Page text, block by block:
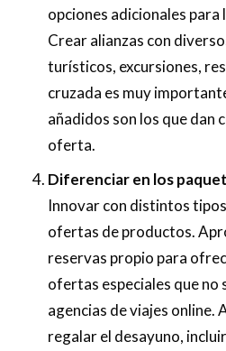
opciones adicionales para
Crear alianzas con
turísticos, excursiones,
cruzada es muy
añadidos son los que dan
oferta.
Diferenciar en los
Innovar con distintos
ofertas de productos.
reservas propio para
ofertas especiales que no
agencias de viajes online.
regalar el desayuno,